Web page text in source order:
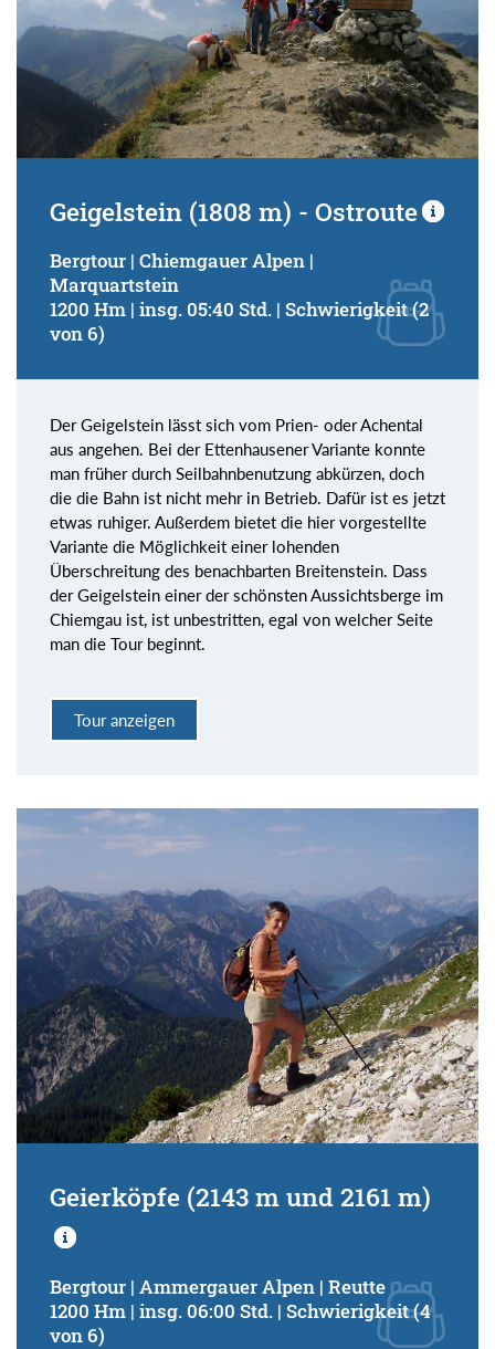
Geigelstein (1808 m) - Ostroute
Bergtour | Chiemgauer Alpen |
Marquartstein
1200 Hm | insg. 05:40 Std. | Schwierigkeit (2
von 6)
Der Geigelstein lässt sich vom Prien- oder Achental
aus angehen. Bei der Ettenhausener Variante konnte
man früher durch Seilbahnbenutzung abkürzen, doch
die die Bahn ist nicht mehr in Betrieb. Dafür ist es jetzt
etwas ruhiger. Außerdem bietet die hier vorgestellte
Variante die Möglichkeit einer lohenden
Überschreitung des benachbarten Breitenstein. Dass
der Geigelstein einer der schönsten Aussichtsberge im
Chiemgau ist, ist unbestritten, egal von welcher Seite
man die Tour beginnt.
Tour anzeigen
Geierköpfe (2143 m und 2161 m)
Bergtour | Ammergauer Alpen | Reutte
1200 Hm | insg. 06:00 Std. | Schwierigkeit (4
von 6)